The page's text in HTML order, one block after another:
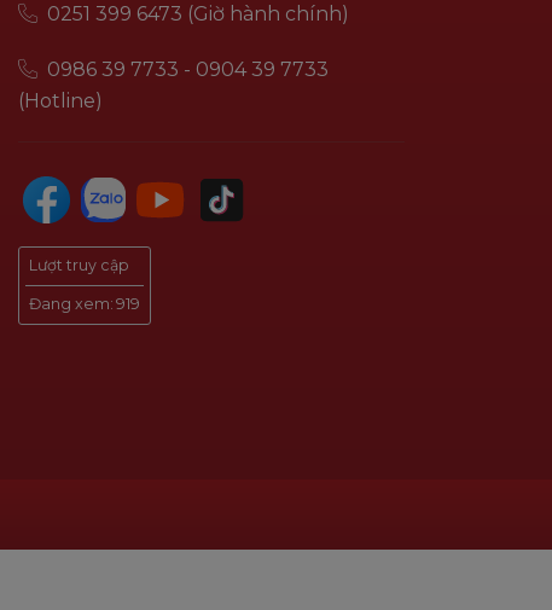
0251 399 6473 (Giờ hành chính)
0986 39 7733 - 0904 39 7733
(Hotline)
Lượt truy cập
Đang xem: 919